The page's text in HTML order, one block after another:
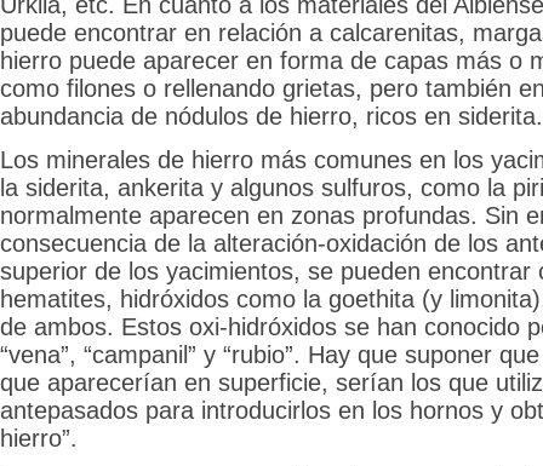
puede encontrar en relación a calcarenitas,
hierro puede aparecer en forma de capas más o
como filones o rellenando grietas, pero también
abundancia de nódulos de hierro, ricos en siderita.
Los minerales de hierro más comunes en los
la siderita, ankerita y algunos sulfuros, como la
normalmente aparecen en zonas profundas. Sin
consecuencia de la alteración-oxidación de los
superior de los yacimientos, se pueden encontrar
hematites, hidróxidos como la goethita (y
de ambos. Estos oxi-hidróxidos se han conocido
“vena”, “campanil” y “rubio”. Hay que suponer
que aparecerían en superficie, serían los que
antepasados para introducirlos en los hornos y
hierro”.